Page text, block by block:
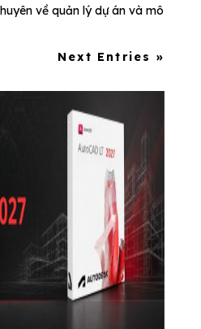
về quản lý dự án và mô
Next Entries »